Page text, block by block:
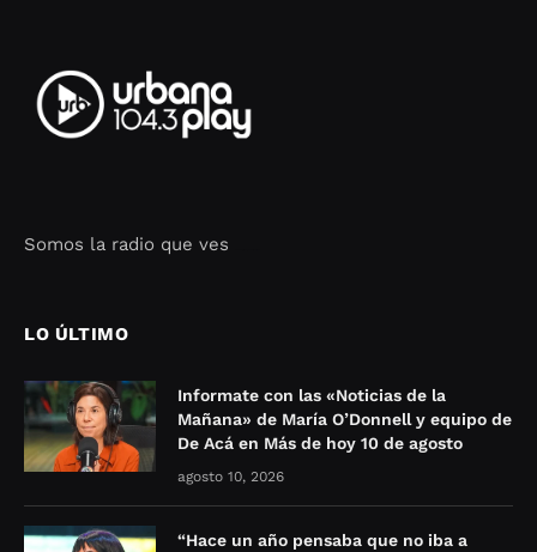
Somos la radio que ves
LO ÚLTIMO
Informate con las «Noticias de la
Mañana» de María O’Donnell y equipo de
De Acá en Más de hoy 10 de agosto
agosto 10, 2026
“Hace un año pensaba que no iba a